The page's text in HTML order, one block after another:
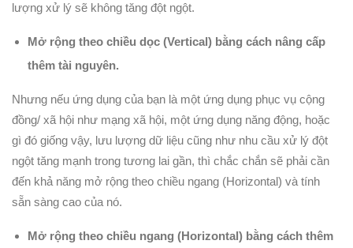
lượng xử lý sẽ không tăng đột ngột.
Mở rộng theo chiều dọc (Vertical) bằng cách nâng cấp
thêm tài nguyên.
Nhưng nếu ứng dụng của bạn là một ứng dụng phục vụ cộng
đồng/ xã hội như mạng xã hội, một ứng dụng năng động, hoặc
gì đó giống vậy, lưu lượng dữ liệu cũng như nhu cầu xử lý đột
ngột tăng mạnh trong tương lai gần, thì chắc chắn sẽ phải cần
đến khả năng mở rộng theo chiều ngang (Horizontal) và tính
sẵn sàng cao của nó.
Mở rộng theo chiều ngang (Horizontal) bằng cách thêm